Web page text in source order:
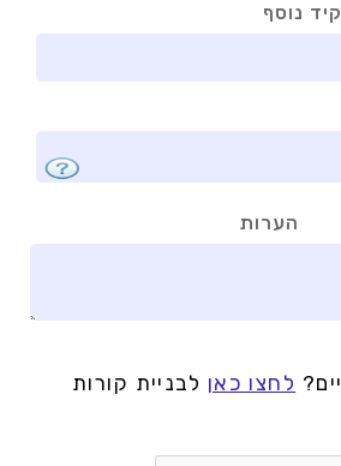
נוסף
הערות
לחצו כאן לבניית קורות